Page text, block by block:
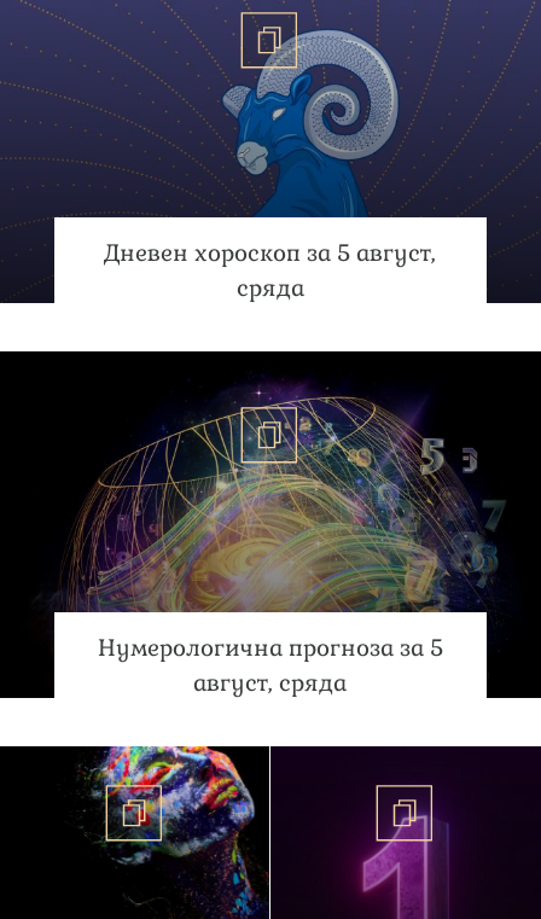
Дневен хороскоп за 5 август,
сряда
Нумерологична прогноза за 5
август, сряда